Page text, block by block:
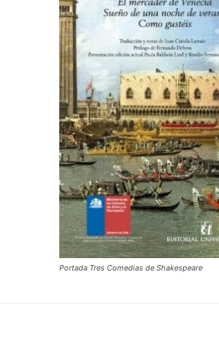
Portada Tres Comedias de Shakespeare